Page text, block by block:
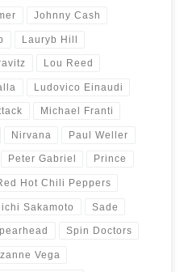
Johnny Cash
Lauryb Hill
Lou Reed
Ludovico Einaudi
Michael Franti
Nirvana Paul Weller
Peter Gabriel Prince
Hot Chili Peppers
Sakamoto Sade
Spin Doctors
Vega